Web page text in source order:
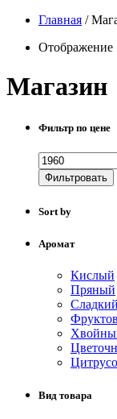
Главная /
Отображение
Магазин
Фильтр по цене
Фильтровать
Sort by
Аромат
Кислый
Пряный
Сладкий
Вид товара